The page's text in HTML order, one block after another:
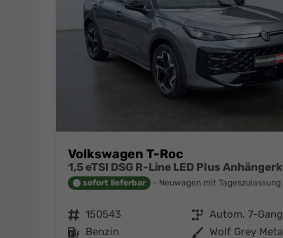
Top-
Preisen
Volkswagen T-Roc
sofort lieferbar Neuwagen mit Tageszulassung
Fahrzeugnr. 150543 Getriebe Autom. 7-Gang
Kraftstoff Benzin Außenfarbe